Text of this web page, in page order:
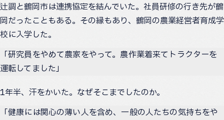
辻調と鶴岡市は連携協定を結んでいた。社員研修の行き先が鶴
岡だったこともある。その縁もあり、鶴岡の農業経営者育成学
校に入学した。
「研究員をやめて農家をやって。農作業着来てトラクターを
運転してました」
1年半、汗をかいた。なぜそこまでしたのか。
「健康には関心の薄い人を含め、一般の人たちの気持ちをや